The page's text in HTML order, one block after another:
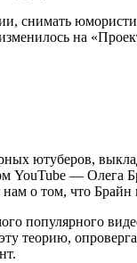
снимать
на
ютуберов,
YouTube — Олега
о том, что Брайн
популярного
теорию,